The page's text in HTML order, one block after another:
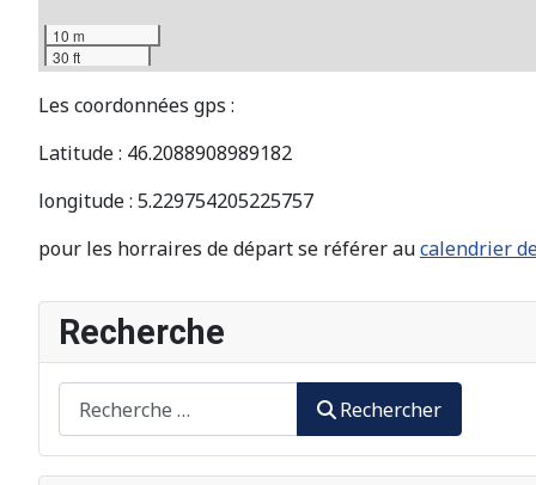
10 m
30 ft
Les coordonnées gps :
Latitude : 46.2088908989182
longitude : 5.229754205225757
pour les horraires de départ se référer aucalendrier
Recherche
Rechercher